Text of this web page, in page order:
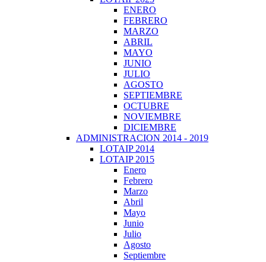
ENERO
FEBRERO
MARZO
ABRIL
MAYO
JUNIO
JULIO
AGOSTO
SEPTIEMBRE
OCTUBRE
NOVIEMBRE
DICIEMBRE
ADMINISTRACION 2014 - 2019
LOTAIP 2014
LOTAIP 2015
Enero
Febrero
Marzo
Abril
Mayo
Junio
Julio
Agosto
Septiembre